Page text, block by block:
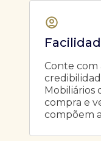
Conte com
Mobiliários
compra e
compõem